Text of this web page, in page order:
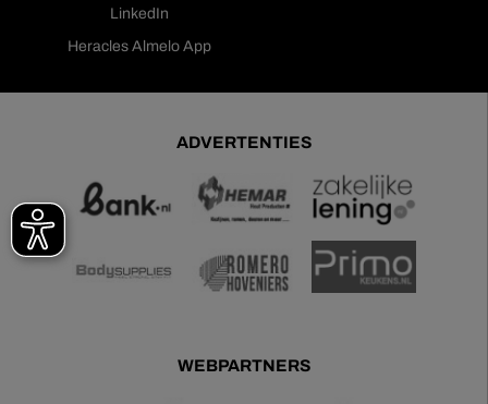
LinkedIn
Heracles Almelo App
ADVERTENTIES
WEBPARTNERS